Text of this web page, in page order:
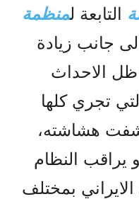
التابعة لمنظمة
جانب زيادة
ظل الاحداث
تجري کلها
هشاشته،
يراقب النظام
بمختلف